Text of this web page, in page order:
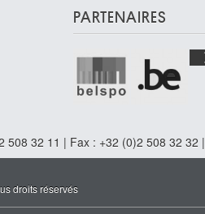
PARTENAIRES
508 32 11 | Fax : +32 (0)2 508 32 32 |
droits réservés